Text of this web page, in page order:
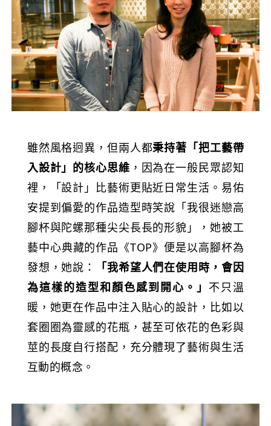
雖然風格迥異，但兩人都秉持著「把工藝帶
入設計」的核心思維 ，因為在一般民眾認知
裡，「設計」比藝術更貼近日常生活。易佑
安提到偏愛的作品造型時笑說「我很迷戀高
腳杯與陀螺那種尖尖長長的形貌」，她被工
藝中心典藏的作品《TOP》便是以高腳杯為
發想，她說：
「我希望人們在使用時，會因
為這樣的造型和顏色感到開心。」 不只溫
暖，她更在作品中注入貼心的設計，比如以
套圈圈為靈感的花瓶，甚至可依花的色彩與
莖的長度自行搭配，充分體現了藝術與生活
互動的概念。